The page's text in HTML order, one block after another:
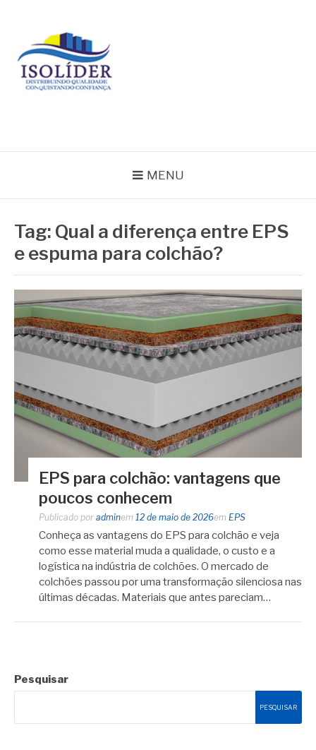
conteúdo
MENU
Tag: Qual a diferença entre EPS
e espuma para colchão?
EPS para colchão: vantagens que
poucos conhecem
Publicado por adminem 12 de maio de 2026em EPS
Conheça as vantagens do EPS para colchão e veja
como esse material muda a qualidade, o custo e a
logística na indústria de colchões. O mercado de
colchões passou por uma transformação silenciosa nas
últimas décadas. Materiais que antes pareciam…
Pesquisar
PESQUISAR